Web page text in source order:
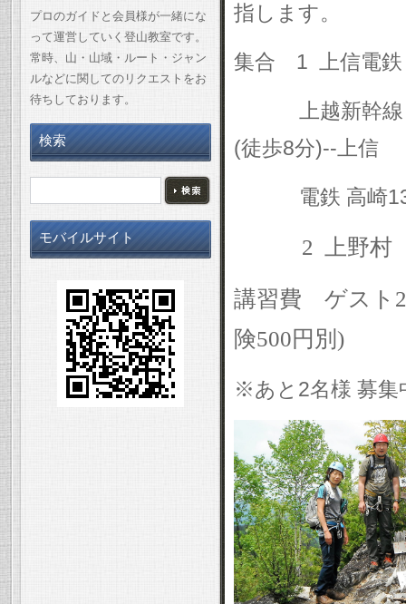
指します。
集合 1 上信電鉄
上越新幹線
(徒歩8分)--上信
電鉄 高崎
2 上野
講習費 ゲスト
険500円別 )
※あと2名様 募
プロのガイドと会員様が一緒にな
って運営していく登山教室です。
常時、山・山域・ルート・ジャン
ルなどに関してのリクエストをお
待ちしております。
検索
モバイルサイト